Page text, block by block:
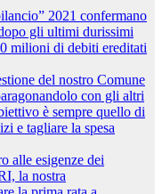
2021 confermano
gli ultimi durissimi
milioni di debiti ereditati
del nostro Comune
con gli altri
è sempre quello di
e tagliare la spesa
alle esigenze dei
la nostra